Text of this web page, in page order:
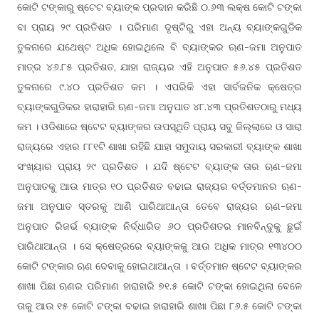
କୋଟି ଟଙ୍କାରୁ ଷ୍ଟେଟ ବ୍ୟାଙ୍କ ପ୍ରଦାନ କରିଛି ୦.୬୩ ଲକ୍ଷ କୋଟି ଟଙ୍କା
ବା ପ୍ରାୟ ୨୯ ପ୍ରତିଶତ । ପରିମାଣ ଦୃଷ୍ଟିରୁ ଏହା ଅନ୍ୟ ବ୍ୟାଙ୍କଗୁଡିକ
ତୁଳନାରେ ଯଥେଷ୍ଟ ଅଧିକ ହୋଇଥିଲେ ବି ବ୍ୟାଙ୍କର ଋଣ-ଜମା ଅନୁପାତ
ମାତ୍ର ୪୬.୮୫ ପ୍ରତିଶତ, ଯାହା ରାଜ୍ୟର ଏହି ଅନୁପାତ ୫୬.୪୫ ପ୍ରତିଶତ
ତୁଳନାରେ ୯.୪୦ ପ୍ରତିଶତ କମ । ଏପରିକି ଏହା ସାର୍ବଜନିକ କ୍ଷେତ୍ର
ବ୍ୟାଙ୍କଗୁଡିକର ହାରାହାରି ଋଣ-ଜମା ଅନୁପାତ ୪୮.୪୩ ପ୍ରତିଶତଠାରୁ ମଧ୍ୟ
କମ । ଓଡିଶାରେ ଷ୍ଟେଟ ବ୍ୟାଙ୍କର ଉପସ୍ଥିତି ପ୍ରାୟ ସବୁ ଜିଲ୍ଲାରେ ଓ ସାରା
ରାଜ୍ୟରେ ଏହାର ୮୮୧ଟି ଶାଖା ରହିଛି ଯାହା ସମୁଦାୟ ସରକାରୀ ବ୍ୟାଙ୍କ ଶାଖା
ସଂଖ୍ୟାର ପ୍ରାୟ ୨୯ ପ୍ରତିଶତ । ଯଦି ଷ୍ଟେଟ ବ୍ୟାଙ୍କ ତାର ଋଣ-ଜମା
ଅନୁପାତକୁ ଆଉ ମାତ୍ର ୧୦ ପ୍ରତିଶତ ବଢାଇ ରାଜ୍ୟର ବର୍ତ୍ତମାନର ଋଣ-
ଜମା ଅନୁପାତ ସ୍ତରକୁ ଆଣି ପାରିଥାଆନ୍ତା ତେବେ ରାଜ୍ୟର ଋଣ-ଜମା
ଅନୁପାତ ରିଜର୍ଭ ବ୍ୟାଙ୍କ ନିର୍ଦ୍ଧାରିତ ୬୦ ପ୍ରତିଶତର ମାନବିନ୍ଦୁକୁ ଛୁଇଁ
ପାରିଥାଆନ୍ତା । ସେ କ୍ଷେତ୍ରରେ ବ୍ୟାଙ୍କକୁ ଆଉ ଅଧିକ ମାତ୍ର ୧୩୪୦୦
କୋଟି ଟଙ୍କାର ଋଣ ଦେବାକୁ ହୋଇଥାଆନ୍ତା । ବର୍ତ୍ତମାନ ଷ୍ଟେଟ ବ୍ୟାଙ୍କର
ଶାଖା ପିଛା ଋଣର ପରିମାଣ ହାରାହାରି ୭୧.୫ କୋଟି ଟଙ୍କା ହୋଇଥିଲା ବେଳେ
ତାକୁ ଆଉ ୧୫ କୋଟି ଟଙ୍କା ବଢାଇ ହାରାହାରି ଶାଖା ପିଛା ୮୬.୫ କୋଟି ଟଙ୍କା